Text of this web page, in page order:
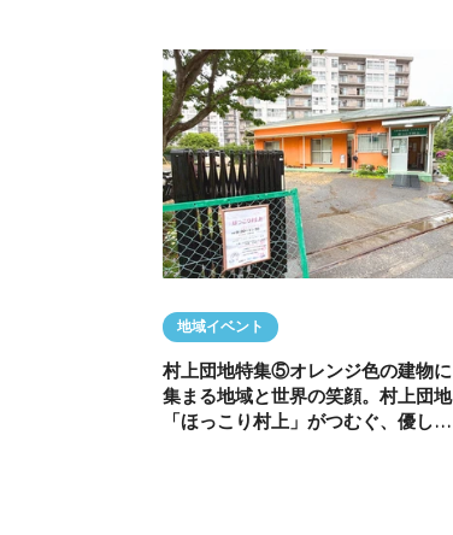
村上団地特集⑤オレンジ色の建物に
集まる地域と世界の笑顔。村上団地
「ほっこり村上」がつむぐ、優しさ
地域イベント